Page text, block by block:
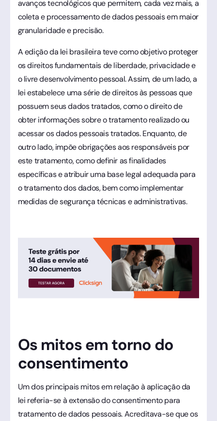
avanços tecnológicos que permitem, cada vez mais, a
coleta e processamento de dados pessoais em maior
granularidade e precisão.
A edição da lei brasileira teve como objetivo proteger
os direitos fundamentais de liberdade, privacidade e
o livre desenvolvimento pessoal. Assim, de um lado, a
lei estabelece uma série de direitos às pessoas que
possuem seus dados tratados, como o direito de
obter informações sobre o tratamento realizado ou
acessar os dados pessoais tratados. Enquanto, de
outro lado, impõe obrigações aos responsáveis por
este tratamento, como definir as finalidades
específicas e atribuir uma base legal adequada para
o tratamento dos dados, bem como implementar
medidas de segurança técnicas e administrativas.
Os mitos em torno do
consentimento
Um dos principais mitos em relação à aplicação da
lei referia-se à extensão do consentimento para
tratamento de dados pessoais. Acreditava-se que os